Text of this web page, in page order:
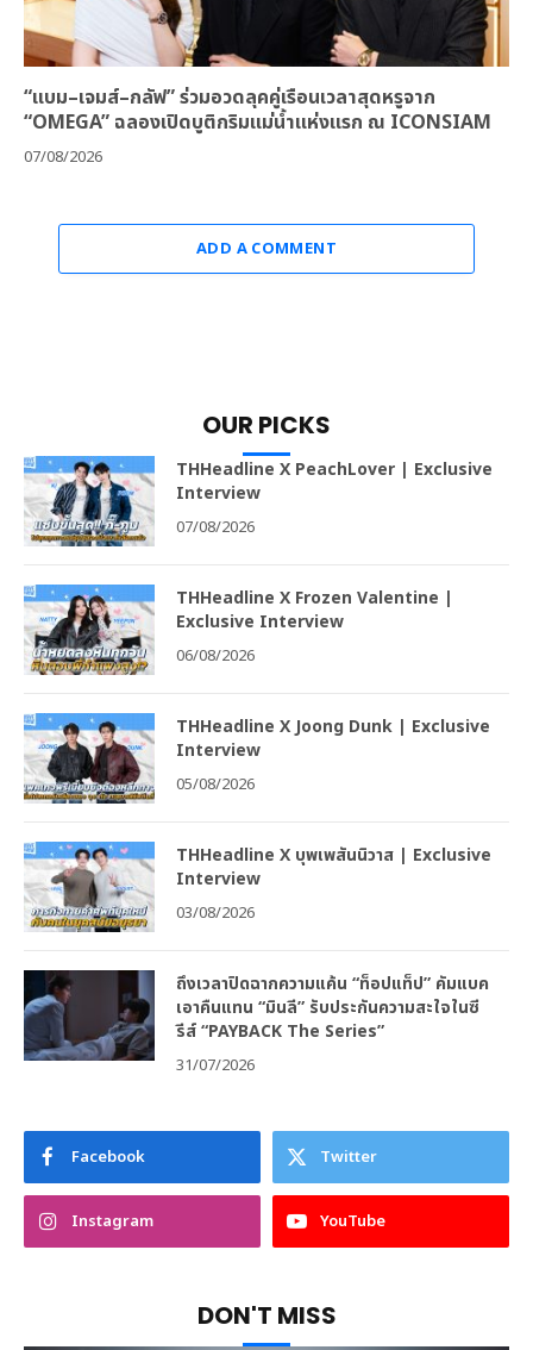
“แบม–เจมส์–กลัฟ” ร่วมอวดลุคคู่เรือนเวลาสุดหรูจาก
“OMEGA” ฉลองเปิดบูติกริมแม่น้ำแห่งแรก ณ ICONSIAM
07/08/2026
ADD A COMMENT
OUR PICKS
THHeadline X PeachLover | Exclusive
Interview
07/08/2026
THHeadline X Frozen Valentine |
Exclusive Interview
06/08/2026
THHeadline X Joong Dunk | Exclusive
Interview
05/08/2026
THHeadline X บุพเพสันนิวาส | Exclusive
Interview
03/08/2026
ถึงเวลาปิดฉากความแค้น “ท็อปแท็ป” คัมแบค
เอาคืนแทน “มินลี” รับประกันความสะใจในซี
รีส์ “PAYBACK The Series”
31/07/2026
Facebook Twitter
Instagram YouTube
DON'T MISS